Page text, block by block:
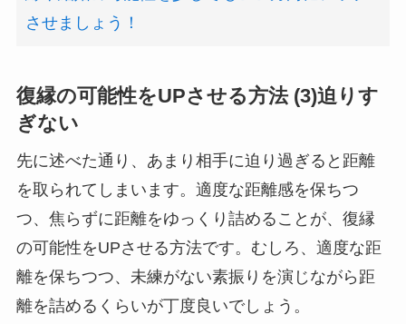
させましょう！
復縁の可能性をUPさせる方法 (3)迫りす
ぎない
先に述べた通り、あまり相手に迫り過ぎると距離
を取られてしまいます。適度な距離感を保ちつ
つ、焦らずに距離をゆっくり詰めることが、復縁
の可能性をUPさせる方法です。むしろ、適度な距
離を保ちつつ、未練がない素振りを演じながら距
離を詰めるくらいが丁度良いでしょう。